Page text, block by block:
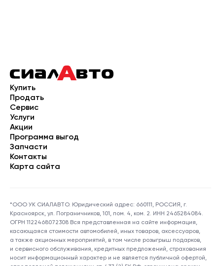
Купить
Продать
Сервис
Услуги
Акции
Программа выгод
Запчасти
Контакты
Карта сайта
*ООО УК СИАЛАВТО. Юридический адрес: 660111, РОССИЯ, г.
Красноярск, ул. Пограничников, 101, пом. 4, ком. 2. ИНН 2465284084.
ОГРН 1122468072308 Вся представленная на сайте информация,
касающаяся стоимости автомобилей, иных товаров, аксессуаров,
а также акционных мероприятий, в том числе розыгрыш подарков,
и сервисного обслуживания, кредитных предложений, страхования
носит информационный характер и не является публичной офертой,